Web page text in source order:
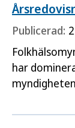
Publicerad:
har
delar av